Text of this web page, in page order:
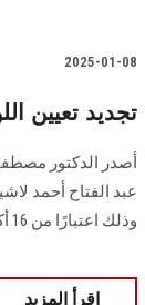
2025-01-08
تجديد تعيين
أصدر الدكتور
عبد الفتاح أحمد
وذلك اعتبارًا من 16 أكتوبر 2024 ولمدة عام...............................................................
اقرأ المزيد